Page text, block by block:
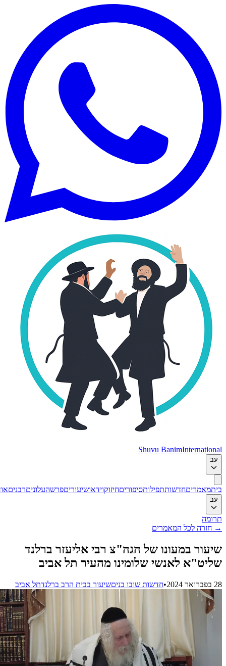
Shuvu Banim
מאמריםחדשותתפילותסיפוריםחיזוקוידאושיעוריםפרשהעלוניםרבניםאודות
חזרה לכל המאמרים
במעונו של הגה"צ רבי אליעזר ברלנד
לאנשי שלומינו מהעיר תל אביב
•חדשות שובו בניםשיעור בבית הרב ברלנדתל אביב